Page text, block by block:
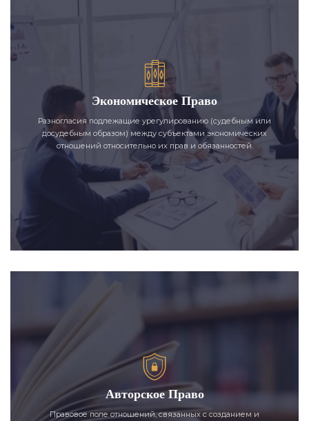
Экономическое Право
Разногласия подлежащие урегулированию (судебным или
досудебным образом) между субъектами экономических
отношений относительно их прав и обязанностей.
Авторское Право
Правовое поле отношений, связанных с созданием и